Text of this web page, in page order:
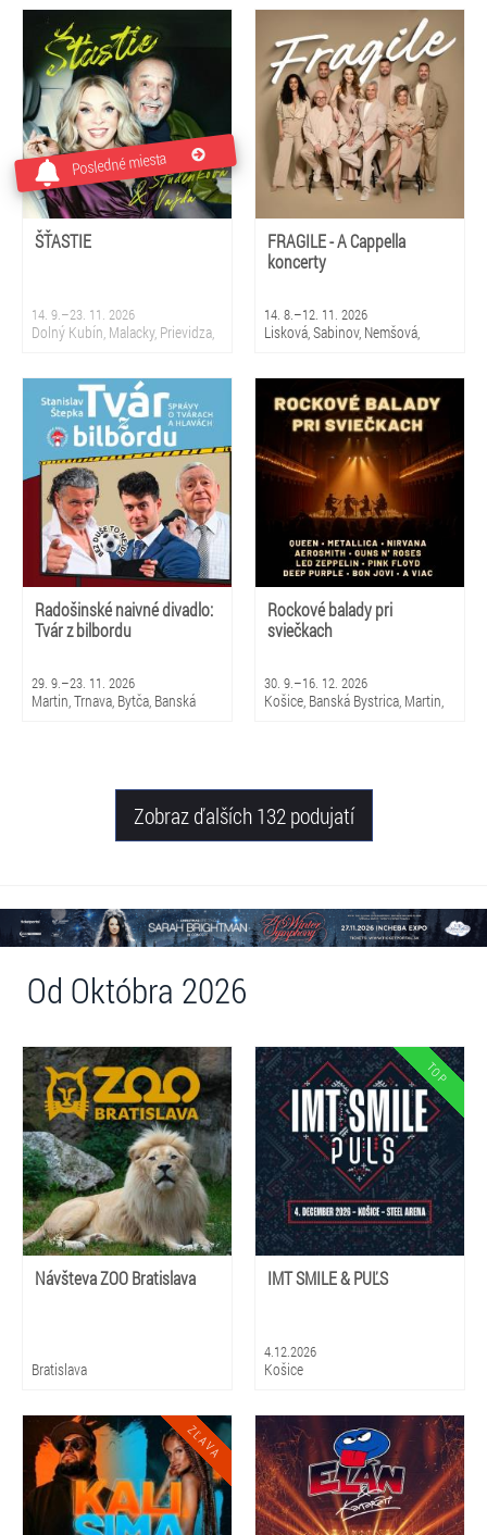
Posledné miesta
ŠŤASTIE
14. 9.–23. 11. 2026
Dolný Kubín, Malacky, Prievidza,
Dubnica, Partizánske, Topoľčany,
Bratislava
FRAGILE - A Cappella
koncerty
14. 8.–12. 11. 2026
Lisková, Sabinov, Nemšová,
Čadca, Bratislava 5 - Petržalka,
Stropkov, Prievidza
Radošinské naivné divadlo:
Tvár z bilbordu
29. 9.–23. 11. 2026
Martin, Trnava, Bytča, Banská
Rockové balady pri
sviečkach
30. 9.–16. 12. 2026
Košice, Banská Bystrica, Martin,
Žilina
Zobraz ďalších 132 podujatí
Od Októbra 2026
Návšteva ZOO Bratislava
Bratislava
IMT SMILE & PUĽS
4.12.2026
Košice